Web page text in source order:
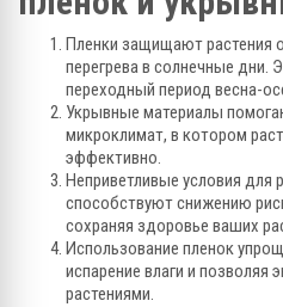
Пленки защищают растения
перегрева в солнечные дни.
переходный период весна-
Укрывные материалы
микроклимат, в котором
эффективно.
Неприветливые условия для
способствуют снижению
сохраняя здоровье ваших
Использование пленок
испарение влаги и позволяя
растениями.